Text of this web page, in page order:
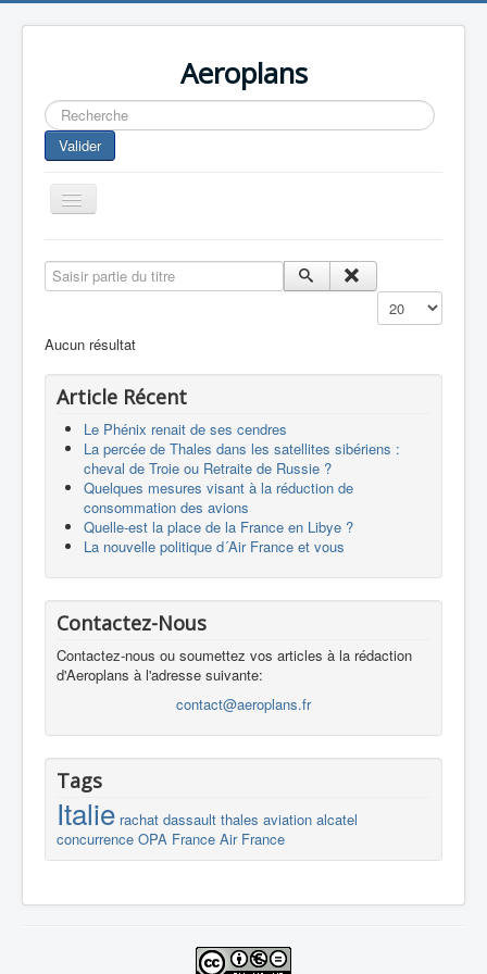
Aeroplans
Rechercher
Valider
Toggle
Navigation
Aviation Commerciale
Europespace
Drones
Saisir partie du titre
Affichage #
Aucun résultat
Article Récent
Le Phénix renait de ses cendres
La percée de Thales dans les satellites sibériens :
cheval de Troie ou Retraite de Russie ?
Quelques mesures visant à la réduction de
consommation des avions
Quelle-est la place de la France en Libye ?
La nouvelle politique d´Air France et vous
Contactez-Nous
Contactez-nous ou soumettez vos articles à la rédaction
d'Aeroplans à l'adresse suivante:
contact@aeroplans.fr
Tags
Italie rachat dassault thales aviation alcatel
concurrence OPA France Air France